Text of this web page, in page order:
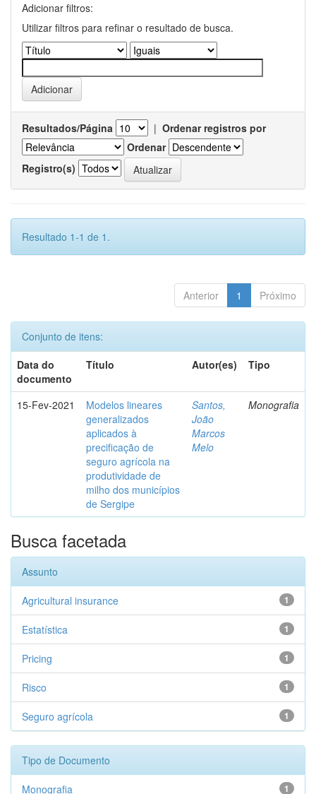
Adicionar filtros:
Utilizar filtros para refinar o resultado de busca.
Resultados/Página | Ordenar registros por
Ordenar
Registro(s)
Resultado 1-1 de 1.
Anterior 1 Próximo
Conjunto de itens:
Data do
documento
Título Autor(es) Tipo
15-Fev-2021
Modelos lineares
generalizados
aplicados à
precificação de
seguro agrícola na
produtividade de
milho dos municípios
de Sergipe
Santos,
João
Marcos
Melo
Monografia
Busca facetada
Assunto
1
Agricultural insurance
1
Estatística
1
Pricing
1
Risco
1
Seguro agrícola
Tipo de Documento
1
Monografia